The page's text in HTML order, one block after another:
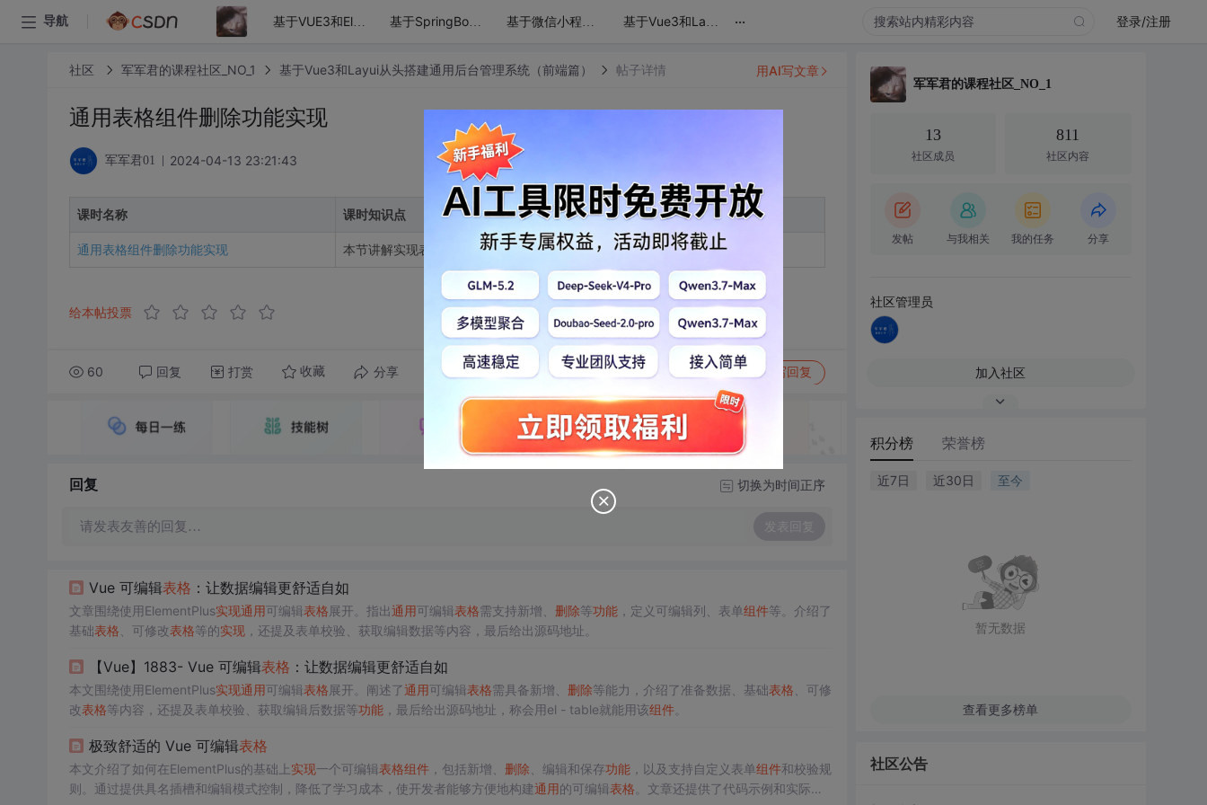
导航 基于VUE3和ElementPlus从头搭建通后台管理系统(前端篇) 基于SpringBoot+Mybatis从头搭建通用管理系统(后端篇) 基于微信小程序原生开发从头实现小程序常见功能（基础篇） 基于Vue3和Layui从头搭建通用后台管理系统（前端篇） ... 登录/注册
社区 军军君的课程社区_NO_1 基于Vue3和Layui从头搭建通用后台管理系统（前端篇） 帖子详情
通用表格组件删除功能实现
军军君01 2024-04-13 23:21:43
课时名称 课时知识点
通用表格组件删除功能实现 本节讲解实现表格数据的单行删除及多行删除功能。
给本帖投票
60 回复 打赏 收藏 分享 转发到动态 举报 写回复
用AI写文章
回复 切换为时间正序
请发表友善的回复… 发表回复
Vue 可编辑表格 ：让数据编辑更舒适自如
文章围绕使用ElementPlus实现通用可编辑表格展开。指出通用可编辑表格需支持新增、 删除等功能，定义可编辑列、表单组件等。介绍了
基础表格 、可修改表格等的实现，还提及表单校验、获取编辑数据等内容，最后给出源码地址。
【Vue】1883- Vue 可编辑表格 ：让数据编辑更舒适自如
本文围绕使用ElementPlus实现通用可编辑表格展开。阐述了通用可编辑表格需具备新增、 删除等能力，介绍了准备数据、基础表格 、可修
改表格等内容，还提及表单校验、获取编辑后数据等功能，最后给出源码地址，称会用el - table就能用该组件。
极致舒适的 Vue 可编辑表格
本文介绍了如何在ElementPlus的基础上实现一个可编辑表格组件，包括新增、 删除 、编辑和保存功能，以及支持自定义表单组件和校验规
则。通过提供具名插槽和编辑模式控制，降低了学习成本，使开发者能够方便地构建通用的可编辑表格 。文章还提供了代码示例和实际操
军军君的课程社区_NO_1
13
社区成员
811
社区内容
发帖 与我相关 我的任务 分享
社区管理员
加入社区
积分榜 荣誉榜
近7日 近30日 至今
暂无数据
查看更多榜单
社区公告